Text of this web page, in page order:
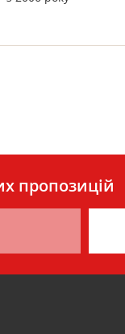
пропозицій